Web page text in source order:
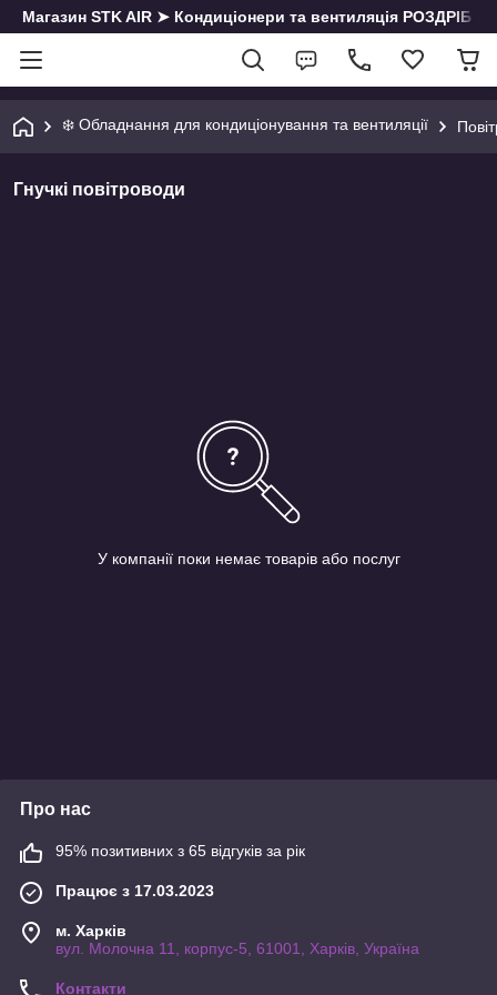
Магазин STK AIR ➤ Кондиціонери та вентиляція РОЗДРІБ
❄️ Обладнання для кондиціонування та вентиляції
Гнучкі повітроводи
У компанії поки немає товарів або послуг
Про нас
95% позитивних з 65 відгуків за рік
Працює з 17.03.2023
м. Харків
вул. Молочна 11, корпус-5, 61001, Харків, Україна
Контакти